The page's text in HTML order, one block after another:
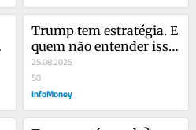
Trump tem estratégia. E
quem não entender isso,
vai ficar para trás
25.08.2025
50
InfoMoney